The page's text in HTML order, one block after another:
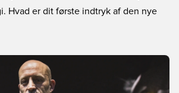
Hvad er dit første indtryk af den nye